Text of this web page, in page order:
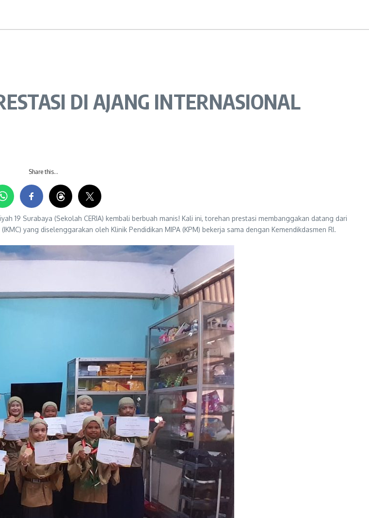
DI AJANG INTERNASIONAL
Share this…
19 Surabaya (Sekolah CERIA) kembali berbuah manis! Kali ini, torehan prestasi membanggakan datang dari
yang diselenggarakan oleh Klinik Pendidikan MIPA (KPM) bekerja sama dengan Kemendikdasmen RI.